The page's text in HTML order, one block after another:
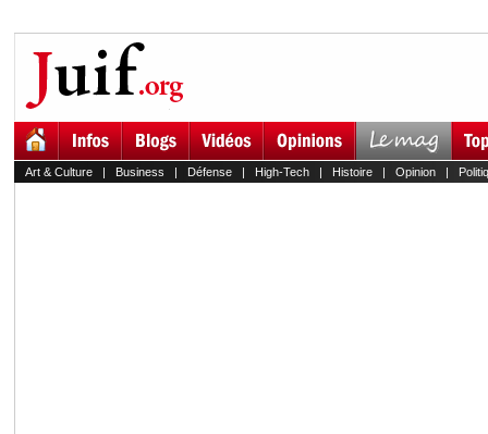
Art & Culture| Business | Défense| High-Tech| Histoire| Opinion|